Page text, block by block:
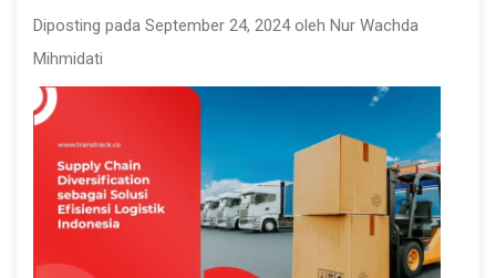
Diposting pada September 24, 2024 oleh Nur Wachda
Mihmidati